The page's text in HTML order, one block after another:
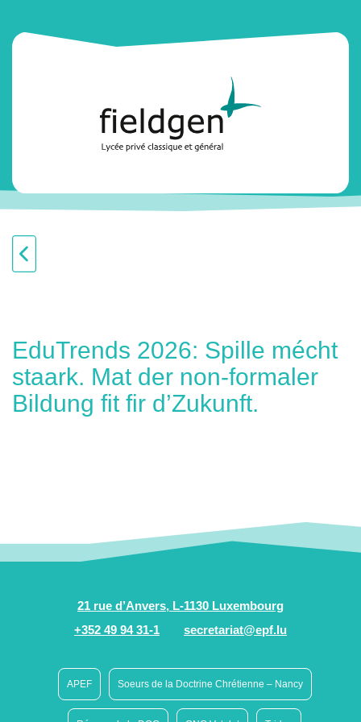
EduTrends 2026: Spille mécht
staark. Mat der non-formaler
Bildung fit fir d’Zukunft.
21 rue d’Anvers, L-1130 Luxembourg
+352 49 94 31-1
secretariat@epf.lu
APEF Soeurs de la Doctrine Chrétienne – Nancy